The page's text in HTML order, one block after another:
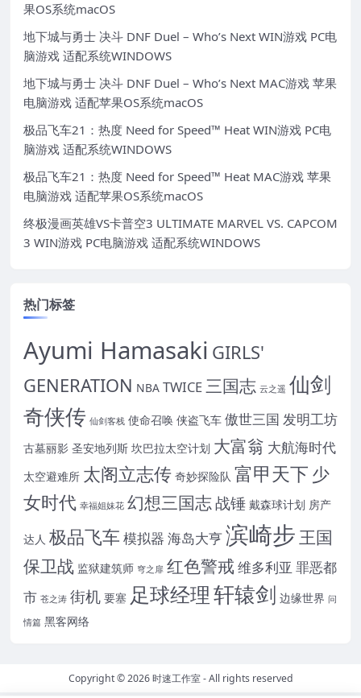
果OS系统macOS
地下城与勇士 决斗 DNF Duel – Who’s Next WIN游戏 PC电
脑游戏 适配系统WINDOWS
地下城与勇士 决斗 DNF Duel – Who’s Next MAC游戏 苹果
电脑游戏 适配苹果OS系统macOS
极品飞车21：热度 Need for Speed™ Heat WIN游戏 PC电
脑游戏 适配系统WINDOWS
极品飞车21：热度 Need for Speed™ Heat MAC游戏 苹果
电脑游戏 适配苹果OS系统macOS
终极漫画英雄VS卡普空3 ULTIMATE MARVEL VS. CAPCOM
3 WIN游戏 PC电脑游戏 适配系统WINDOWS
热门标签
Ayumi Hamasaki GIRLS'
GENERATION NBA TWICE三国志 云之遥 仙剑
奇侠传 仙剑客栈 使命召唤 侠盗飞车 傲世三国 发明工坊
古墓丽影 圣安地列斯 坎巴拉太空计划 大富翁 大航海时代
太空避难所 太阁立志传 奇妙探险队 富甲天下 少
女时代 幸福姐妹花 幻想三国志战锤 戴森球计划 房产
达人 极品飞车 模拟器 海岛大亨滨崎步王国
保卫战 监狱建筑师 穹之扉 红色警戒 维多利亚 罪恶都
市 苍之涛 街机 要塞 足球经理轩辕剑 边缘世界 问
情篇 黑客网络
Copyright © 2026时速工作室- All rights reserved